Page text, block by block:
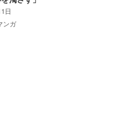
日
ンガ